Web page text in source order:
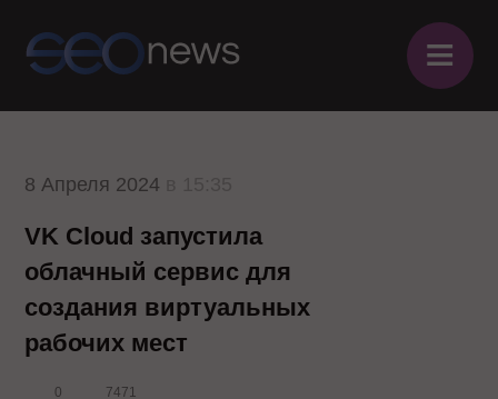
≡
8 Апреля 2024
VK Cloud запустила
облачный сервис для
создания виртуальных
рабочих мест
0 7471